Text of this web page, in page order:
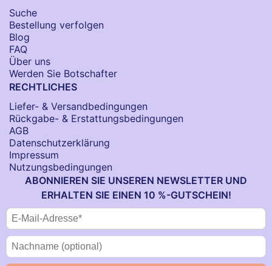
Suche
Bestellung verfolgen
Blog
FAQ
Über uns
Werden Sie Botschafter
RECHTLICHES
Liefer- & Versandbedingungen
Rückgabe- & Erstattungsbedingungen
AGB
Datenschutzerklärung
Impressum
Nutzungsbedingungen
ABONNIEREN SIE UNSEREN NEWSLETTER UND
ERHALTEN SIE EINEN 10 %-GUTSCHEIN!